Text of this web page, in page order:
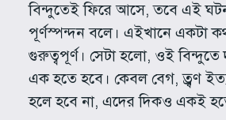
বিন্দুতেই ফিরে আসে, তবে এই
পূর্ণস্পন্দন বলে। এইখানে একটা
গুরুত্বপূর্ণ। সেটা হলো, ওই বিন্দুতে
এক হতে হবে। কেবল বেগ, ত্ব্রণ
হলে হবে না, এদের দিকও একই